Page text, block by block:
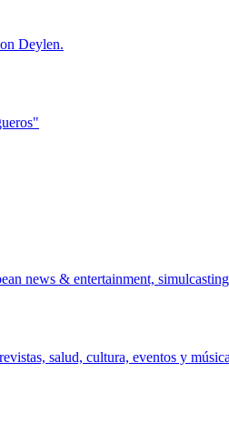
Deylen.
news & entertainment,
salud, cultura, eventos y